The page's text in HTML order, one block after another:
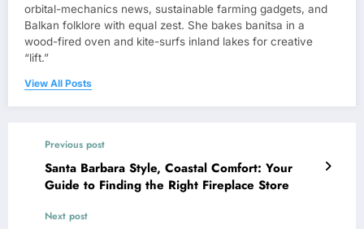
orbital-mechanics news, sustainable farming gadgets, and
Balkan folklore with equal zest. She bakes banitsa in a
wood-fired oven and kite-surfs inland lakes for creative
“lift.”
View All Posts
Previous post
Santa Barbara Style, Coastal Comfort: Your
Guide to Finding the Right Fireplace Store
Next post